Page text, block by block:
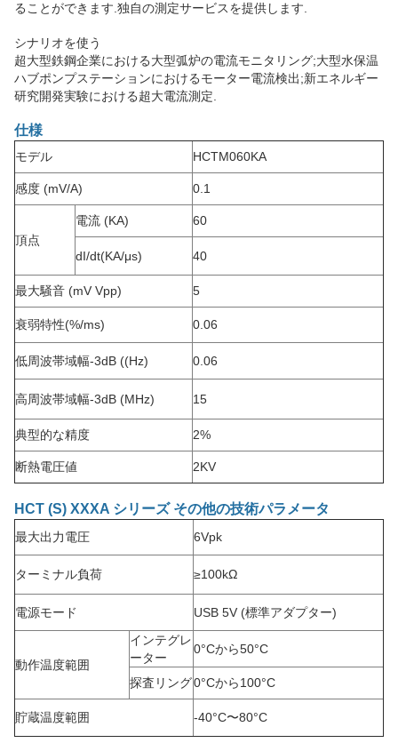
ることができます.独自の測定サービスを提供します.
シナリオを使う
超大型鉄鋼企業における大型弧炉の電流モニタリング;大型水保温
ハブポンプステーションにおけるモーター電流検出;新エネルギー
研究開発実験における超大電流測定.
仕様
モデル HCTM060KA
感度 (mV/A) 0.1
頂点
電流 (KA) 60
dI/dt(KA/μs) 40
最大騒音 (mV Vpp) 5
衰弱特性(%/ms) 0.06
低周波帯域幅-3dB ((Hz) 0.06
高周波帯域幅-3dB (MHz) 15
典型的な精度 2%
断熱電圧値 2KV
HCT (S) XXXA シリーズ その他の技術パラメータ
最大出力電圧 6Vpk
ターミナル負荷 ≥100kΩ
電源モード USB 5V (標準アダプター)
動作温度範囲
インテグレ
ーター
0°Cから50°C
探査リング0°Cから100°C
貯蔵温度範囲 -40°C〜80°C